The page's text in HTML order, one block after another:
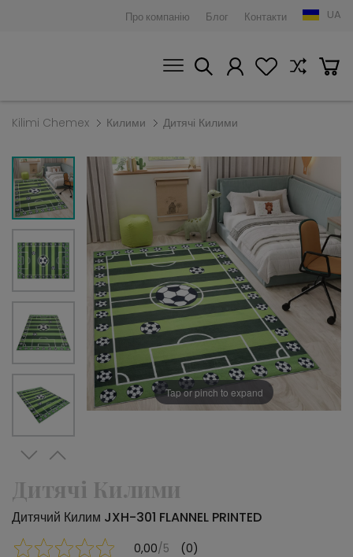
Про компанію Блог Контакти UA
Kilimi Chemex Килими Дитячі Килими
Tap or pinch to expand
Дитячі Килими
Дитячий Килим JXH-301 FLANNEL PRINTED
0,00/5 (0)